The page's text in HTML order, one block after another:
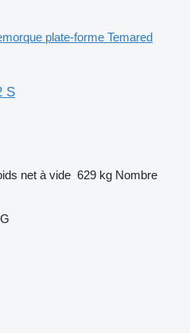
plate-forme Temared
S
net à vide 629 kg Nombre